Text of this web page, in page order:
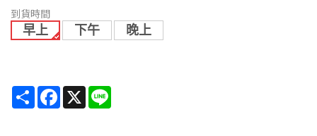
到貨時間
早上
下午 晚上
Share Facebook
X